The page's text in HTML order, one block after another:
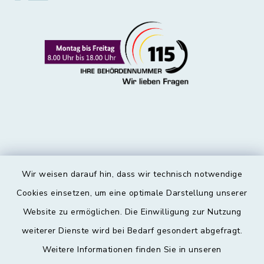
Wir weisen darauf hin, dass wir technisch notwendige
Cookies einsetzen, um eine optimale Darstellung unserer
Website zu ermöglichen. Die Einwilligung zur Nutzung
weiterer Dienste wird bei Bedarf gesondert abgefragt.
Weitere Informationen finden Sie in unseren
Nordeuropa zu den drei berühmten
Wallfahrtsorten Jerusalem, Rom und
Santiago (Grab des Apostels Jakobus) in
Südfenster neben der Kanzel und
gegenüber) und im Schiff auf jeder der
Seite drei hochgelegene
Rundbogenfenster. Eines davon wurde bei
der Renovierung im Jahre 1965
einschließlich des alten Holzrahmens in
Kontakt
Datenschutz